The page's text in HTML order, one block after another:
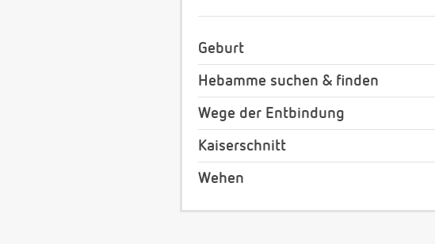
Geburt
Hebamme suchen & finden
Wege der Entbindung
Kaiserschnitt
Wehen